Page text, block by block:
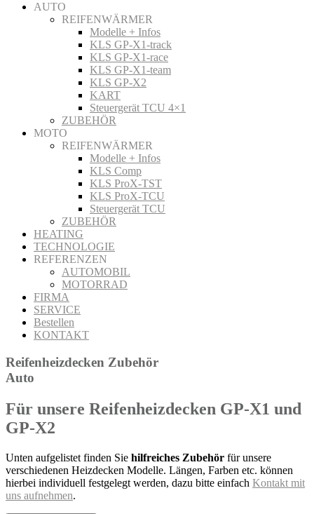
AUTO
REIFENWÄRMER
Modelle + Infos
KLS GP-X1-track
KLS GP-X1-race
KLS GP-X1-team
KLS GP-X2
KART
Steuergerät TCU 4×1
ZUBEHÖR
MOTO
REIFENWÄRMER
Modelle + Infos
KLS Comp
KLS ProX-TST
KLS ProX-TCU
Steuergerät TCU
ZUBEHÖR
HEATING
TECHNOLOGIE
REFERENZEN
AUTOMOBIL
MOTORRAD
FIRMA
SERVICE
Bestellen
KONTAKT
Reifenheizdecken Zubehör
Auto
Für unsere Reifenheizdecken GP-X1 und
GP-X2
Unten aufgelistet finden Sie hilfreiches Zubehör für unsere
verschiedenen Heizdecken Modelle. Längen, Farben etc. können
hierbei individuell festgelegt werden, dazu bitte einfach Kontakt mit
uns aufnehmen.